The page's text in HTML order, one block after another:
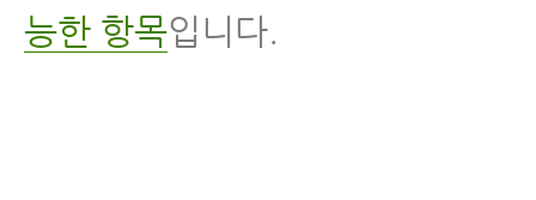
능한 항목입니다.